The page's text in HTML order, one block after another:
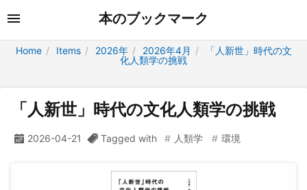
本のブックマーク
Home Items 2026年 2026年4月
「人新世」時代の文
化人類学の挑戦
「人新世」時代の文化人類学の挑戦
2026-04-21 Tagged with 人類学 環境